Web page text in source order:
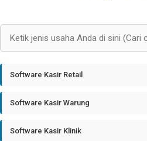
Software Kasir Retail
Software Kasir Warung
Software Kasir Klinik